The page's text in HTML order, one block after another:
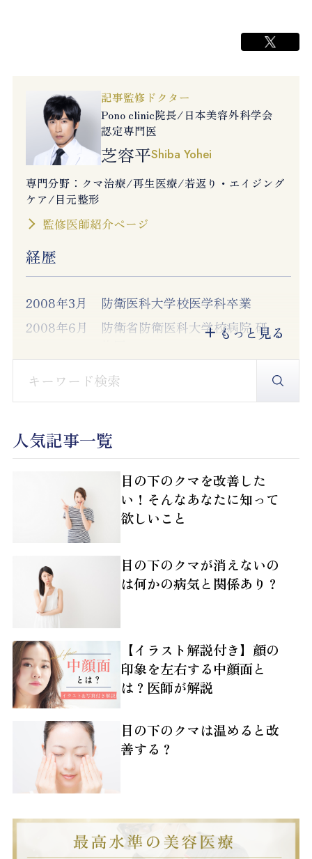
記事監修ドクター
Pono clinic院長/日本美容外科学会
認定専門医
芝容平Shiba Yohei
専門分野：クマ治療/再生医療/若返り・エイジング
ケア/目元整形
監修医師紹介ページ
もっと見る
経歴
2008年3月
防衛医科大学校医学科卒業
2008年6月
防衛省防衛医科大学校病院 研
基地 衛生小隊長
官付
2011年11月 防衛省防衛医科大学校病院 皮
膚科
2014年4月
医療法人社団医凰会
2015年5月
清水富士山病院 院長
2015年12月 川崎中央クリニック 副院長
2016年3月
福岡博多駅前通中央クリニッ
ク 院長
2016年
門医取得
2017年1月
湘南美容クリニック福岡院
2017年6月
湘南美容クリニック熊本院 院
長
2018年11月
湘南美容クリニック立川院 院
2022年
美容外科に専念するため皮膚
科学会認定皮膚科専門医を更
2022年5月
日本美容外科学会認定美容外
科専門医取得
人気記事一覧
目の下のクマを改善した
い！そんなあなたに知って
欲しいこと
目の下のクマが消えないの
は何かの病気と関係あり？
【イラスト解説付き】顔の
印象を左右する中顔面と
は？医師が解説
目の下のクマは温めると改
善する？